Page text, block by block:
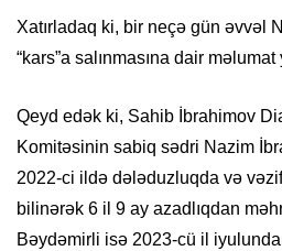
Xatırladaq ki, bir neçə gün əvvəl
“kars”a salınmasına dair məlumat
Qeyd edək ki, Sahib İbrahimov
Komitəsinin sabiq sədri Nazim
2022-ci ildə dələduzluqda və
bilinərək 6 il 9 ay azadlıqdan
Bəydəmirli isə 2023-cü il